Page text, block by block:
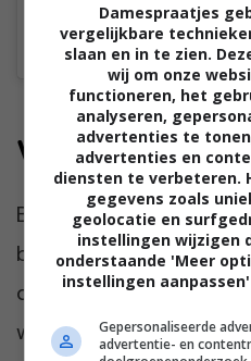
Een bericht gedeeld door
Wat is
Bij het samenstellen
badkamer lopen veel
dingen aan: geld en
wat jullie belangrijk
Damespraatjes
vergelijkbare
slaan en in te zien.
wij om onze
functioneren, het
analyseren,
advertenties te
advertenties en
diensten te verbeteren.
gegevens zoals
geolocatie en
instellingen wijzigen
onderstaande 'Meer
instellingen
Gepersonaliseerde
advertentie- en